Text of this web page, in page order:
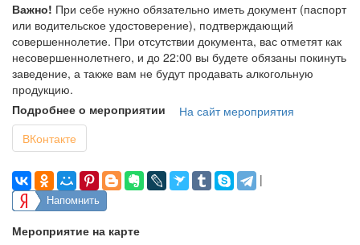
Важно! При себе нужно обязательно иметь документ (паспорт
или водительское удостоверение), подтверждающий
совершеннолетие. При отсутствии документа, вас отметят как
несовершеннолетнего, и до 22:00 вы будете обязаны покинуть
заведение, а также вам не будут продавать алкогольную
продукцию.
Подробнее о мероприятии
На сайт мероприятия
ВКонтакте
|
Напомнить
Мероприятие на карте